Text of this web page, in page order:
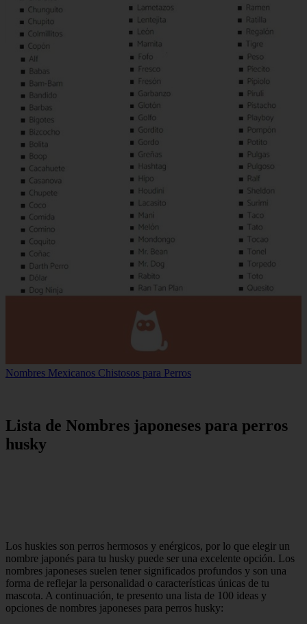
Nombres Mexicanos Chistosos para Perros
Lista de Nombres japoneses para perros
husky
Los huskies son perros hermosos y enérgicos, por lo que elegir un
nombre japonés para tu husky puede ser una excelente opción. Los
nombres japoneses suelen tener significados profundos y son una
forma de reflejar la personalidad o características únicas de tu
mascota. A continuación, te presento una lista de 100 ideas y
opciones de nombres japoneses para perros husky: